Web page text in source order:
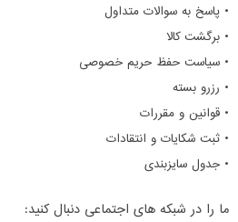
• پاسخ به سوالات متداول
• برگشت کالا
• سیاست حفظ حریم خصوصی
• رزرو بسته
• قوانین و مقررات
• ثبت شکایات و انتقادات
• جدول سایزبندی
ما را در شبکه های اجتماعی دنبال کنید: